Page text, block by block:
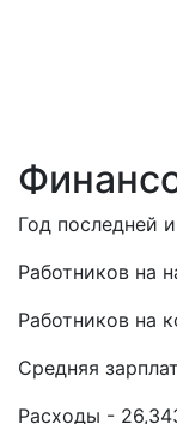
Год последней
Работников на
Работников на
Средняя
Расходы -